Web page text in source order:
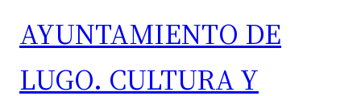
AYUNTAMIENTO DE
LUGO. CULTURA Y